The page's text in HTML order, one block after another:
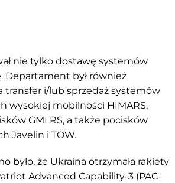
nie tylko dostawę systemów
Departament był również
transfer i/lub sprzedaż systemów
wysokiej mobilności HIMARS,
GMLRS, a także pocisków
Javelin i TOW.
było, że Ukraina otrzymała rakiety
Advanced Capability-3 (PAC-